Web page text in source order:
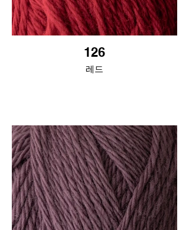
126
레드